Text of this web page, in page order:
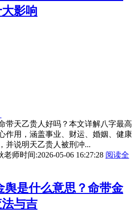
影响
带天乙贵人好吗？本文详解八字最高
作用，涵盖事业、财运、婚姻、健康
并说明天乙贵人被刑冲...
老师时间:2026-05-06 16:27:28 阅读全
舆是什么意思？命带金
与吉